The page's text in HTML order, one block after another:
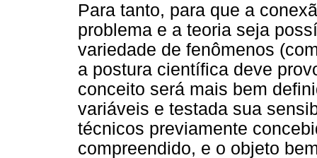
Para tanto, para que a
problema e a teoria seja
variedade de fenômenos
a postura científica deve
conceito será mais bem
variáveis e testada sua
técnicos previamente
compreendido, e o objeto